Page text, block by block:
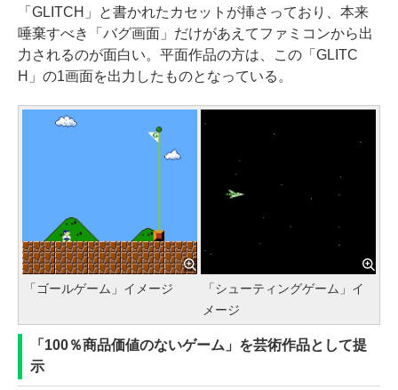
「GLITCH」と書かれたカセットが挿さっており、本来
唾棄すべき「バグ画面」だけがあえてファミコンから出
力されるのが面白い。平面作品の方は、この「GLITC
H」の1画面を出力したものとなっている。
「ゴールゲーム」イメージ
「シューティングゲーム」イ
メージ
「100％商品価値のないゲーム」を芸術作品として提
示